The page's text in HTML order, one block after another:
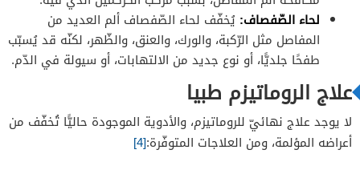
لحاء الصّفصاف: يُخفّف لحاء الصّفصاف ألم العديد من
المفاصل مثل الرّكبة، والورك، والعنق، والظّهر، لكنّه قد يُسبّب
طفحًا جلديًّا، أو نوع جديد من الالتهابات، أو سيولة في الدّم.
علاج الروماتيزم طبيا
لا يوجد علاج نهائيّ للروماتيزم، والأدوية الموجودة حاليًّا تُخفّف من
أعراضه المؤلمة، ومن العلاجات المتوفّرة:[4]